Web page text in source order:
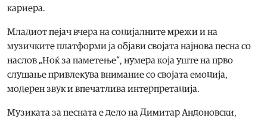
кариера.
Младиот пејач вчера на социјалните мрежи и на
музичките платформи ја објави својата најнова песна со
наслов „Ноќ за паметење“, нумера која уште на прво
слушање привлекува внимание со својата емоција,
модерен звук и впечатлива интерпретација.
Музиката за песната е дело на Димитар Андоновски,